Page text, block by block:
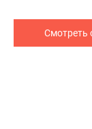
Смотреть